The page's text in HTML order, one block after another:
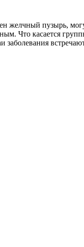
желчный пузырь,
Что касается
заболевания